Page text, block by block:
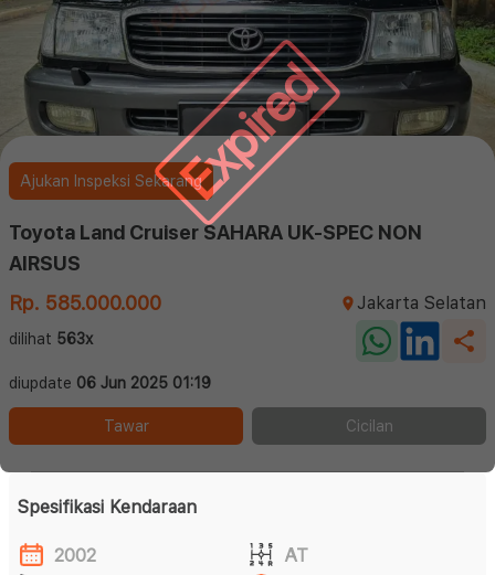
Expired
Ajukan Inspeksi Sekarang
Toyota Land Cruiser SAHARA UK-SPEC NON
AIRSUS
Rp. 585.000.000
Jakarta Selatan
dilihat 563x
diupdate 06 Jun 2025 01:19
Tawar Cicilan
Spesifikasi Kendaraan
2002
AT